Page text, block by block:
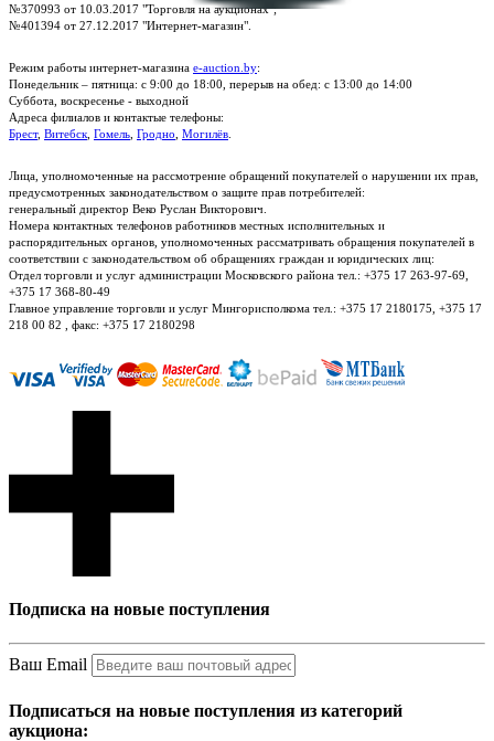
№370993 от 10.03.2017 "Торговля на аукционах";
№401394 от 27.12.2017 "Интернет-магазин".
Режим работы интернет-магазина e-auction.by:
Понедельник – пятница: с 9:00 до 18:00, перерыв на обед: с 13:00 до 14:00
Суббота, воскресенье - выходной
Адреса филиалов и контактые телефоны:
Брест, Витебск Гомель Гродно Могилёв
Лица, уполномоченные на рассмотрение обращений покупателей о нарушении их прав,
предусмотренных законодательством о защите прав потребителей:
генеральный директор Веко Руслан Викторович.
Номера контактных телефонов работников местных исполнительных и
распорядительных органов, уполномоченных рассматривать обращения покупателей в
соответствии с законодательством об обращениях граждан и юридических лиц:
Отдел торговли и услуг администрации Московского района тел.: +375 17 263-97-69,
+375 17 368-80-49
Главное управление торговли и услуг Мингорисполкома тел.: +375 17 2180175, +375 17
218 00 82 , факс: +375 17 2180298
Подписка на новые поступления
Ваш Email
Подписаться на новые поступления из категорий
аукциона: